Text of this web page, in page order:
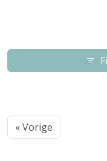
« Vorige